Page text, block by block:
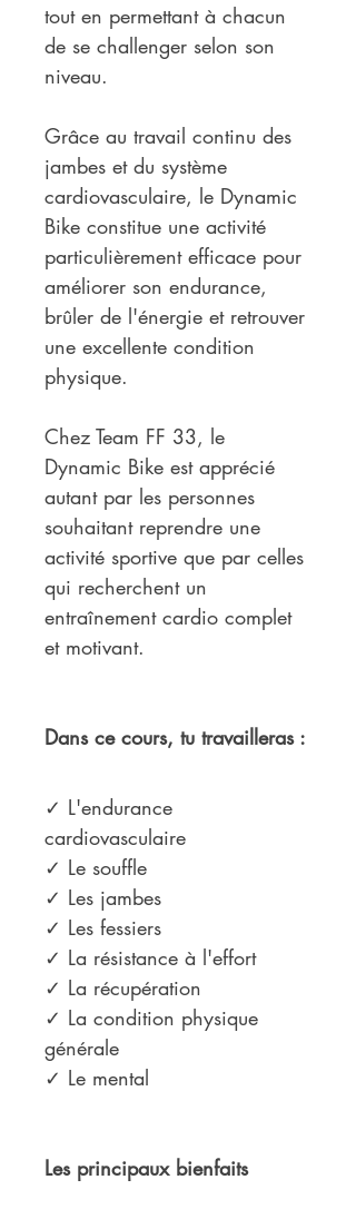
tout en permettant à chacun
de se challenger selon son
niveau.
Grâce au travail continu des
jambes et du système
cardiovasculaire, le Dynamic
Bike constitue une activité
particulièrement efficace pour
améliorer son endurance,
brûler de l'énergie et retrouver
une excellente condition
physique.
Chez Team FF 33, le
Dynamic Bike est apprécié
autant par les personnes
souhaitant reprendre une
activité sportive que par celles
qui recherchent un
entraînement cardio complet
et motivant.
Dans ce cours, tu travailleras :
✓ L'endurance
cardiovasculaire
✓ Le souffle
✓ Les jambes
✓ Les fessiers
✓ La résistance à l'effort
✓ La récupération
✓ La condition physique
générale
✓ Le mental
Les principaux bienfaits